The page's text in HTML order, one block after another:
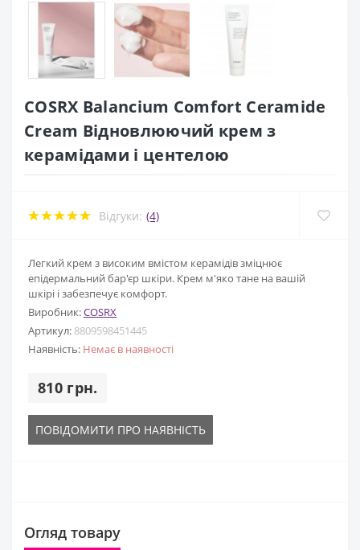
COSRX Balancium Comfort Ceramide
Cream Відновлюючий крем з
керамідами і центелою
Відгуки: (4)
Легкий крем з високим вмістом керамідів зміцнює
епідермальний бар'єр шкіри. Крем м'яко тане на вашій
шкірі і забезпечує комфорт.
Виробник:COSRX
Артикул: 8809598451445
Наявність: Немає в наявності
810 грн.
ПОВІДОМИТИ ПРО НАЯВНІСТЬ
Огляд товару